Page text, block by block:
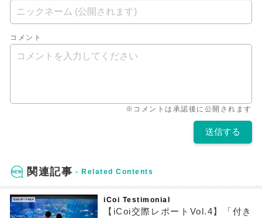
コメント
※コメントは承認後に公開されます
関連記事
iCoi Testimonial
【iCoi交際レポートVol.4】「付き